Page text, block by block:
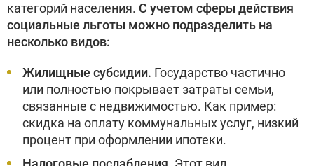
категорий населения. С учетом сферы действия
социальные льготы можно подразделить на
несколько видов:
Жилищные субсидии. Государство частично
или полностью покрывает затраты семьи,
связанные с недвижимостью. Как пример:
скидка на оплату коммунальных услуг, низкий
процент при оформлении ипотеки.